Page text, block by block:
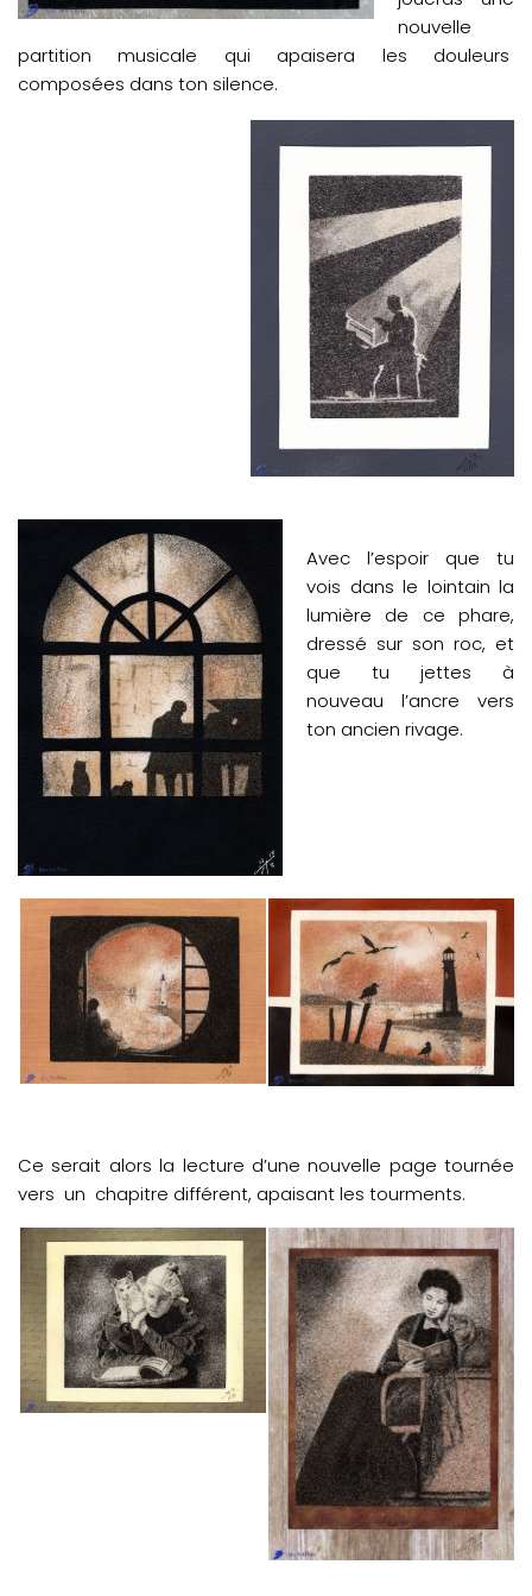
nouvelle
partition musicale qui apaisera les douleurs
composées dans ton silence.
Avec l’espoir que tu
vois dans le lointain la
lumière de ce phare,
dressé sur son roc, et
que tu jettes à
nouveau l’ancre vers
ton ancien rivage.
Ce serait alors la lecture d’une nouvelle page tournée
vers un chapitre différent, apaisant les tourments.